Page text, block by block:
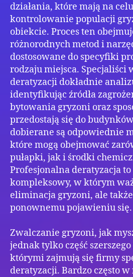
działania, które mają na
kontrolowanie populacji
obiekcie. Proces ten
różnorodnych metod i
dostosowane do specyfiki
rodzaju miejsca. Specjaliści
deratyzacji dokładnie
identyfikując źródła
bytowania gryzoni oraz
przedostają się do
dobierane są odpowiednie
które mogą obejmować
pułapki, jak i środki
Profesjonalna deratyzacja to
kompleksowy, w którym
eliminacja gryzoni, ale
ponownemu pojawieniu się.
Zwalczanie gryzoni, jak
jednak tylko część
którymi zajmują się firmy
deratyzacji. Bardzo często w